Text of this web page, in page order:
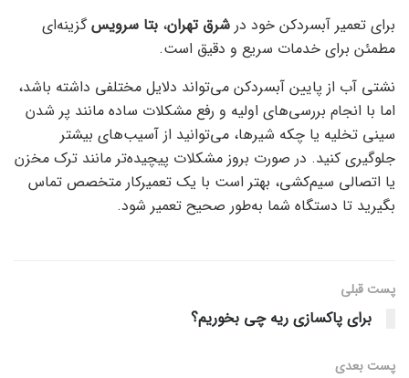
برای تعمیر آبسردکن خود در شرق تهران، بتا سرویسگزینه‌ای
مطمئن برای خدمات سریع و دقیق است.
نشتی آب از پایین آبسردکن می‌تواند دلایل مختلفی داشته باشد،
اما با انجام بررسی‌های اولیه و رفع مشکلات ساده مانند پر شدن
سینی تخلیه یا چکه شیرها، می‌توانید از آسیب‌های بیشتر
جلوگیری کنید. در صورت بروز مشکلات پیچیده‌تر مانند ترک مخزن
یا اتصالی سیم‌کشی، بهتر است با یک تعمیرکار متخصص تماس
بگیرید تا دستگاه شما به‌طور صحیح تعمیر شود.
پست قبلی
برای پاکسازی ریه چی بخوریم؟
پست‌ بعدی